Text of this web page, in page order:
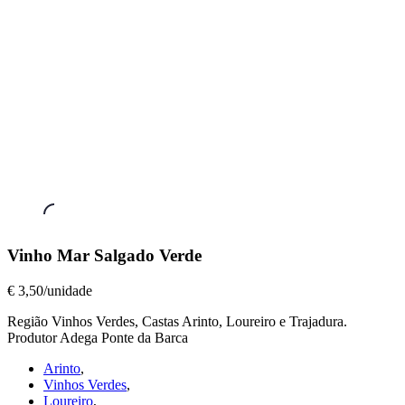
Vinhos
a
Mar
Salgado
€
3,50/unidade
Vinho Mar Salgado Verde
€ 3,50/unidade
Região Vinhos Verdes, Castas Arinto, Loureiro e Trajadura.
Produtor Adega Ponte da Barca
Arinto,
Vinhos Verdes,
Loureiro,